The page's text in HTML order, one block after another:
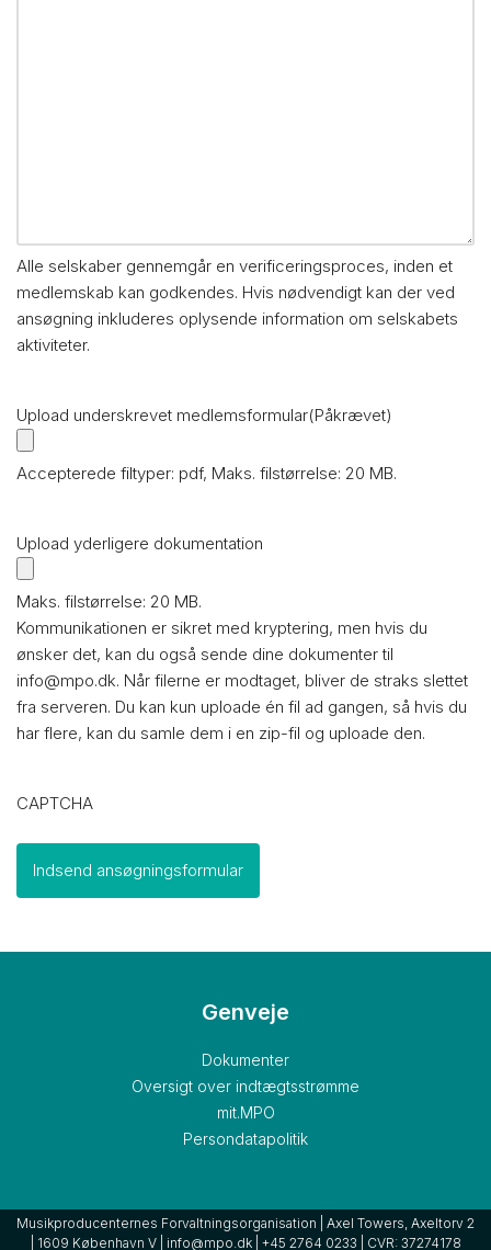
Alle selskaber gennemgår en verificeringsproces, inden et
medlemskab kan godkendes. Hvis nødvendigt kan der ved
ansøgning inkluderes oplysende information om selskabets
aktiviteter.
Upload underskrevet medlemsformular(Påkrævet)
Accepterede filtyper: pdf, Maks. filstørrelse: 20 MB.
Upload yderligere dokumentation
Maks. filstørrelse: 20 MB.
Kommunikationen er sikret med kryptering, men hvis du
ønsker det, kan du også sende dine dokumenter til
info@mpo.dk. Når filerne er modtaget, bliver de straks slettet
fra serveren. Du kan kun uploade én fil ad gangen, så hvis du
har flere, kan du samle dem i en zip-fil og uploade den.
CAPTCHA
Genveje
Dokumenter
Oversigt over indtægtsstrømme
mit.MPO
Persondatapolitik
Musikproducenternes Forvaltningsorganisation | Axel Towers, Axeltorv 2
| 1609 København V | info@mpo.dk | +45 2764 0233 | CVR: 37274178